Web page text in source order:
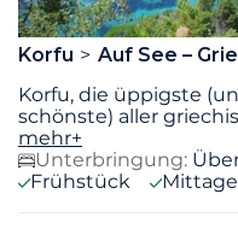
Korfu
Auf See –
Korfu, die üppigste
schönste) aller
mehr+
Unterbringung:
Frühstück